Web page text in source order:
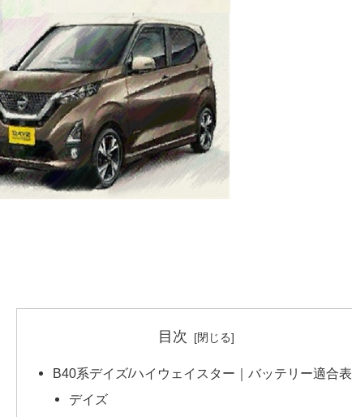
目次
B40系デイズ/ハイウェイスター｜バッテリー適合表
デイズ